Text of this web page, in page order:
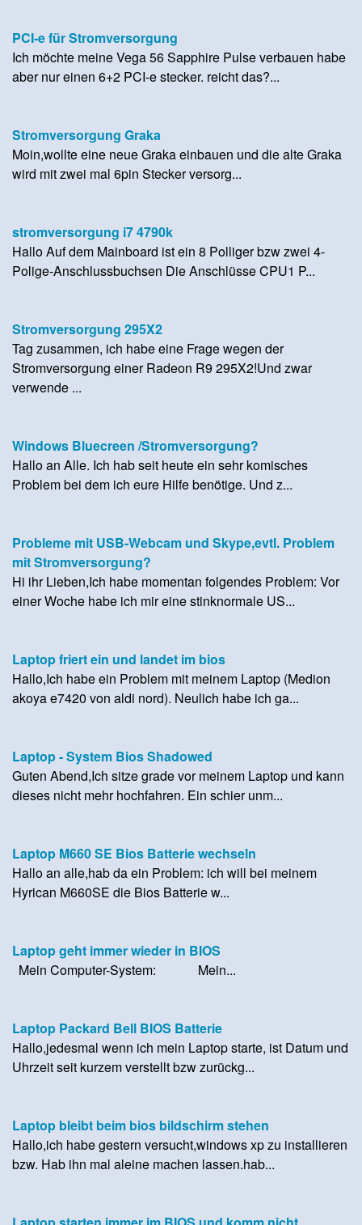
PCI-e für Stromversorgung
Ich möchte meine Vega 56 Sapphire Pulse verbauen habe
aber nur einen 6+2 PCI-e stecker. reicht das?...
Stromversorgung Graka
Moin,wollte eine neue Graka einbauen und die alte Graka
wird mit zwei mal 6pin Stecker versorg...
stromversorgung i7 4790k
Hallo Auf dem Mainboard ist ein 8 Polliger bzw zwei 4-
Polige-Anschlussbuchsen Die Anschlüsse CPU1 P...
Stromversorgung 295X2
Tag zusammen, ich habe eine Frage wegen der
Stromversorgung einer Radeon R9 295X2!Und zwar
verwende ...
Windows Bluecreen /Stromversorgung?
Hallo an Alle. Ich hab seit heute ein sehr komisches
Problem bei dem ich eure Hilfe benötige. Und z...
Probleme mit USB-Webcam und Skype,evtl. Problem
mit Stromversorgung?
Hi ihr Lieben,Ich habe momentan folgendes Problem: Vor
einer Woche habe ich mir eine stinknormale US...
Laptop friert ein und landet im bios
Hallo,Ich habe ein Problem mit meinem Laptop (Medion
akoya e7420 von aldi nord). Neulich habe ich ga...
Laptop - System Bios Shadowed
Guten Abend,Ich sitze grade vor meinem Laptop und kann
dieses nicht mehr hochfahren. Ein schier unm...
Laptop M660 SE Bios Batterie wechseln
Hallo an alle,hab da ein Problem: ich will bei meinem
Hyrican M660SE die Bios Batterie w...
Laptop geht immer wieder in BIOS
Mein Computer-System: Mein...
Laptop Packard Bell BIOS Batterie
Hallo,jedesmal wenn ich mein Laptop starte, ist Datum und
Uhrzeit seit kurzem verstellt bzw zurückg...
Laptop bleibt beim bios bildschirm stehen
Hallo,ich habe gestern versucht,windows xp zu installieren
bzw. Hab ihn mal aleine machen lassen.hab...